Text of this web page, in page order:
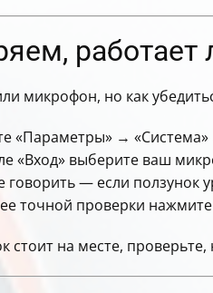
микрофон, но как
«Параметры» → «Система»
«Вход» выберите ваш
говорить — если ползунок
точной проверки нажмите
стоит на месте,